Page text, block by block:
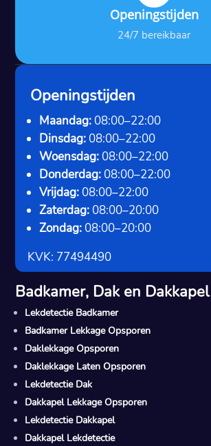
Openingstijden
24/7 bereikbaar
Openingstijden
Maandag: 08:00–22:00
Dinsdag: 08:00–22:00
Woensdag: 08:00–22:00
Donderdag: 08:00–22:00
Vrijdag: 08:00–22:00
Zaterdag: 08:00–20:00
Zondag: 08:00–20:00
KVK: 77494490
Badkamer, Dak en Dakkapel
Lekdetectie Badkamer
Badkamer Lekkage Opsporen
Daklekkage Opsporen
Daklekkage Laten Opsporen
Lekdetectie Dak
Dakkapel Lekkage Opsporen
Lekdetectie Dakkapel
Dakkapel Lekdetectie